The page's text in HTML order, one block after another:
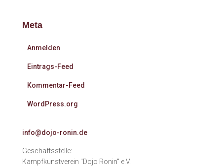
Meta
Anmelden
Eintrags-Feed
Kommentar-Feed
WordPress.org
info@dojo-ronin.de
Geschäftsstelle:
Kampfkunstverein "Dojo Ronin" e.V.